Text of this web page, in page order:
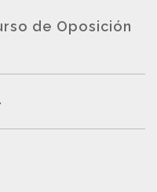
de Oposición